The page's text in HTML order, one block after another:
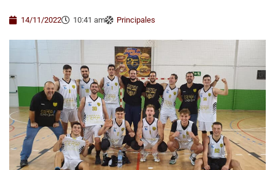
14/11/2022 10:41 am Principales